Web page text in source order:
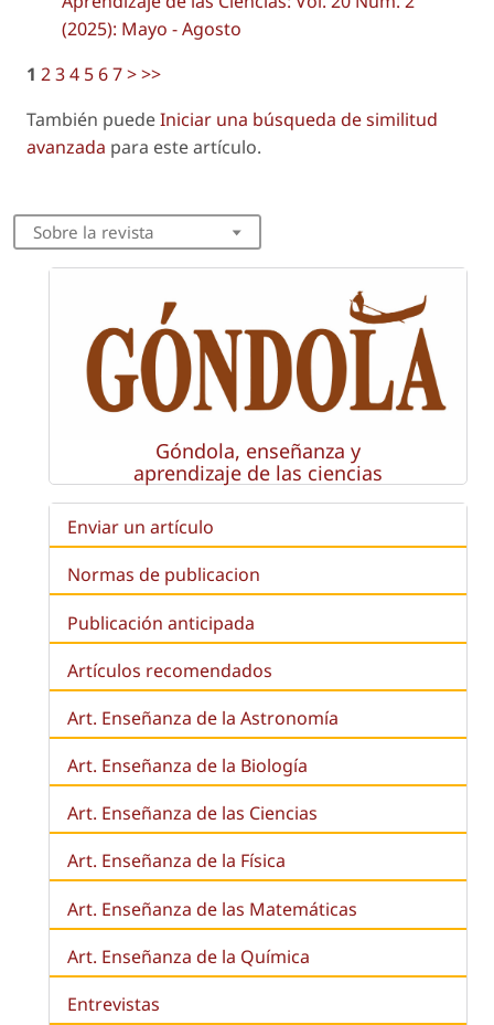
(2025): Mayo - Agosto
1 234 567>>>
También puedeIniciar una búsqueda de similitud
avanzada para este artículo.
Sobre la revista
Góndola, enseñanza y
aprendizaje de las ciencias
Enviar un artículo
Normas de publicacion
Publicación anticipada
Artículos recomendados
Art. Enseñanza de la Astronomía
Art. Enseñanza de la Biología
Art. Enseñanza de las Ciencias
Art. Enseñanza de la Física
Art. Enseñanza de las Matemáticas
Art. Enseñanza de la Química
Entrevistas